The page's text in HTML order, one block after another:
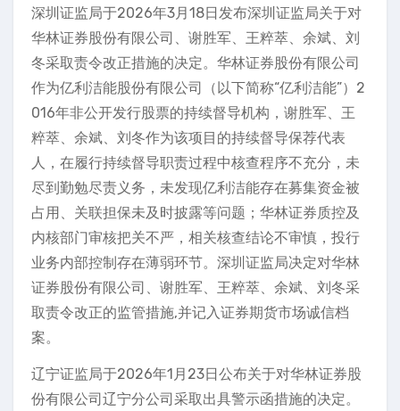
深圳证监局于2026年3月18日发布深圳证监局关于对
华林证券股份有限公司、谢胜军、王粹萃、余斌、刘
冬采取责令改正措施的决定。华林证券股份有限公司
作为亿利洁能股份有限公司（以下简称“亿利洁能”）2
016年非公开发行股票的持续督导机构，谢胜军、王
粹萃、余斌、刘冬作为该项目的持续督导保荐代表
人，在履行持续督导职责过程中核查程序不充分，未
尽到勤勉尽责义务，未发现亿利洁能存在募集资金被
占用、关联担保未及时披露等问题；华林证券质控及
内核部门审核把关不严，相关核查结论不审慎，投行
业务内部控制存在薄弱环节。深圳证监局决定对华林
证券股份有限公司、谢胜军、王粹萃、余斌、刘冬采
取责令改正的监管措施,并记入证券期货市场诚信档
案。
辽宁证监局于2026年1月23日公布关于对华林证券股
份有限公司辽宁分公司采取出具警示函措施的决定。